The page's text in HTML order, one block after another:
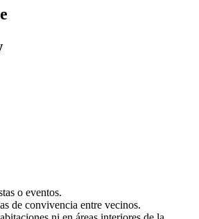
o eventos.
de convivencia entre vecinos.